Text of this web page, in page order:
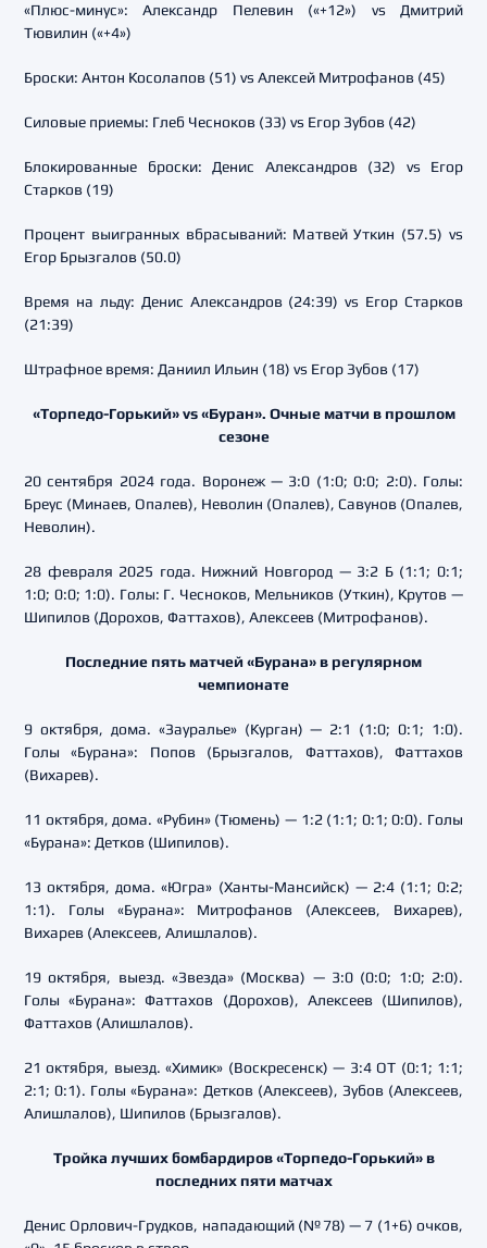
«Плюс-минус»: Александр Пелевин («+12») vs Дмитрий
Тювилин («+4»)
Броски: Антон Косолапов (51) vs Алексей Митрофанов (45)
Силовые приемы: Глеб Чесноков (33) vs Егор Зубов (42)
Блокированные броски: Денис Александров (32) vs Егор
Старков (19)
Процент выигранных вбрасываний: Матвей Уткин (57.5) vs
Егор Брызгалов (50.0)
Время на льду: Денис Александров (24:39) vs Егор Старков
(21:39)
Штрафное время: Даниил Ильин (18) vs Егор Зубов (17)
«Торпедо-Горький» vs «Буран». Очные матчи в прошлом
сезоне
20 сентября 2024 года. Воронеж — 3:0 (1:0; 0:0; 2:0). Голы:
Бреус (Минаев, Опалев), Неволин (Опалев), Савунов (Опалев,
Неволин).
28 февраля 2025 года. Нижний Новгород — 3:2 Б (1:1; 0:1;
1:0; 0:0; 1:0). Голы: Г. Чесноков, Мельников (Уткин), Крутов —
Шипилов (Дорохов, Фаттахов), Алексеев (Митрофанов).
Последние пять матчей «Бурана» в регулярном
чемпионате
9 октября, дома. «Зауралье» (Курган) — 2:1 (1:0; 0:1; 1:0).
Голы «Бурана»: Попов (Брызгалов, Фаттахов), Фаттахов
(Вихарев).
11 октября, дома. «Рубин» (Тюмень) — 1:2 (1:1; 0:1; 0:0). Голы
«Бурана»: Детков (Шипилов).
13 октября, дома. «Югра» (Ханты-Мансийск) — 2:4 (1:1; 0:2;
1:1). Голы «Бурана»: Митрофанов (Алексеев, Вихарев),
Вихарев (Алексеев, Алишлалов).
19 октября, выезд. «Звезда» (Москва) — 3:0 (0:0; 1:0; 2:0).
Голы «Бурана»: Фаттахов (Дорохов), Алексеев (Шипилов),
Фаттахов (Алишлалов).
21 октября, выезд. «Химик» (Воскресенск) — 3:4 ОТ (0:1; 1:1;
2:1; 0:1). Голы «Бурана»: Детков (Алексеев), Зубов (Алексеев,
Алишлалов), Шипилов (Брызгалов).
Тройка лучших бомбардиров «Торпедо-Горький» в
последних пяти матчах
Денис Орлович-Грудков, нападающий (№78) — 7 (1+6) очков,